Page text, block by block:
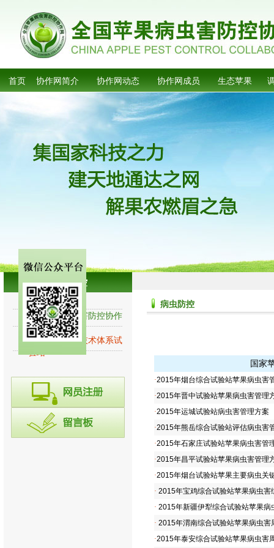
首页 协作网简介 协作网动态 协作网成员 生态苹果
病虫防控
全国苹果病虫害防控协作
网
国家苹果产业技术体系试
病虫防控
国家
·2015年烟台综合试验站苹果病虫害
·2015年晋中试验站苹果病虫害管理
·2015年运城试验站病虫害管理方案
·2015年熊岳综合试验站评估病虫害
·2015年石家庄试验站苹果病虫害管
·2015年昌平试验站苹果病虫害管理
·2015年烟台试验站苹果主要病虫关
· 2015年宝鸡综合试验站苹果病虫害
· 2015年新疆伊犁综合试验站苹果病
· 2015年渭南综合试验站苹果病虫害
·2015年泰安综合试验站苹果病虫害